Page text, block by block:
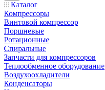
Каталог
Компрессоры
Винтовой компрессор
Поршневые
Ротационные
Спиральные
Запчасти для компрессоров
Теплообменное оборудование
Воздухоохладители
Конденсаторы